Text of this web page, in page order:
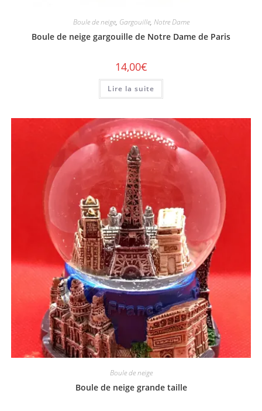
Boule de neige, Gargouille, Notre Dame
Boule de neige gargouille de Notre Dame de Paris
14,00€
Lire la suite
Boule de neige
Boule de neige grande taille